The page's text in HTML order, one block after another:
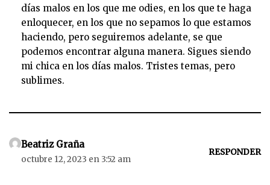
días malos en los que me odies, en los que te haga
enloquecer, en los que no sepamos lo que estamos
haciendo, pero seguiremos adelante, se que
podemos encontrar alguna manera. Sigues siendo
mi chica en los días malos. Tristes temas, pero
sublimes.
Beatriz Graña
octubre 12, 2023 en 3:52 am
RESPONDER